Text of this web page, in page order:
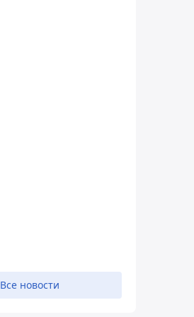
Все новости